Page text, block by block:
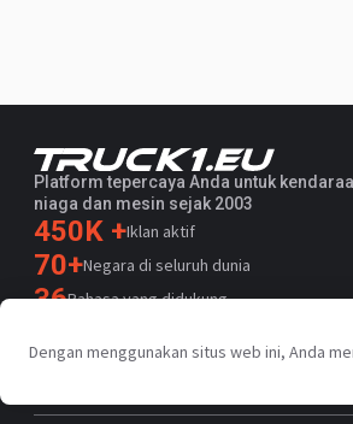
Platform tepercaya Anda untuk
niaga dan mesin sejak 2003
450K +Iklan aktif
70+Negara di seluruh dunia
36Bahasa yang didukung
Trustpilot
Dengan menggunakan situs web ini, Anda